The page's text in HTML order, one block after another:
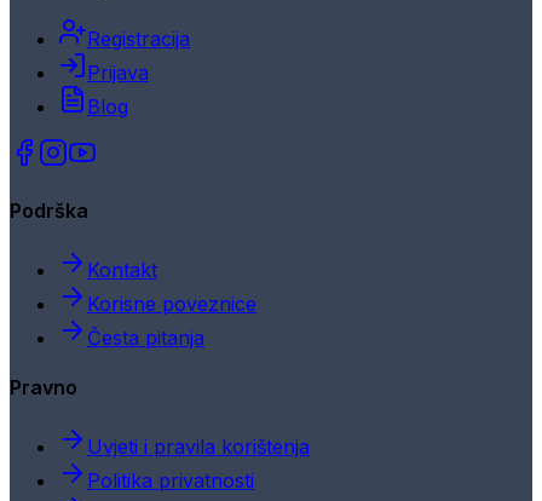
Registracija
Prijava
Blog
Podrška
Kontakt
Korisne poveznice
Česta pitanja
Pravno
Uvjeti i pravila korištenja
Politika privatnosti